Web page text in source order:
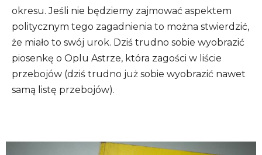
okresu. Jeśli nie będziemy zajmować aspektem
politycznym tego zagadnienia to można stwierdzić,
że miało to swój urok. Dziś trudno sobie wyobrazić
piosenkę o Oplu Astrze, która zagości w liście
przebojów (dziś trudno już sobie wyobrazić nawet
samą listę przebojów).